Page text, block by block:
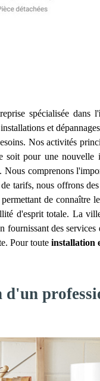
spécialisée dans l'
et
Nos activités
soit pour une nouvelle
Nous comprenons
tarifs, nous offrons
de connaître
d'esprit totale. La
fournissant des
Pour touteinstallation